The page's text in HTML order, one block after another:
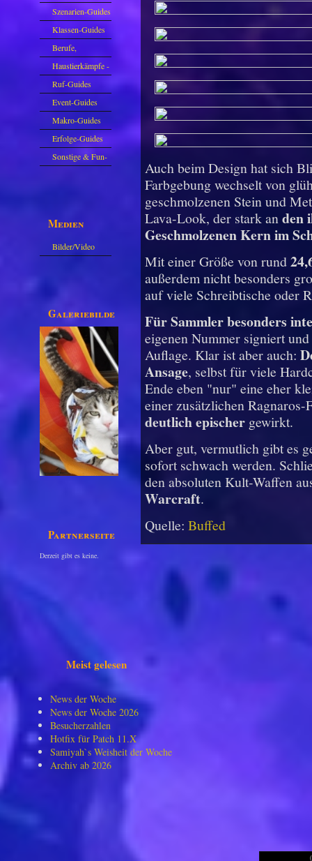
Guides
Szenarien-Guides
Klassen-Guides
Berufe,
Farmkarten und
Haustiere
Haustierkämpfe -
Guide
Ruf-Guides
Event-Guides
Makro-Guides
Erfolge-Guides
Sonstige & Fun-
Medien
Bilder/Video
Galeriebilder
Partnerseiten
Derzeit gibt es keine.
Auch beim Design hat sich
Farbgebung wechselt von
geschmolzenen Stein und
Lava-Look, der stark anden
Geschmolzenen Kern im
Mit einer Größe von rund
außerdem nicht besonders
auf viele Schreibtische oder
Für Sammler besonders
eigenen Nummer signiert
Auflage. Klar ist aber auch:
Ansage, selbst für viele
Ende eben "nur" eine eher
einer zusätzlichen
deutlich epischergewirkt.
Aber gut, vermutlich gibt es
sofort schwach werden.
den absoluten Kult-Waffen
Warcraft.
Quelle: Buffed
Meist gelesen
News der Woche
News der Woche 2026
Besucherzahlen
Hotfix für Patch 11.X
Samiyah`s Weisheit der Woche
Archiv ab 2026